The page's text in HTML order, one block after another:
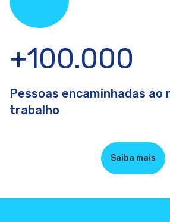
+100.000
Pessoas encaminhadas ao
trabalho
Saiba mais